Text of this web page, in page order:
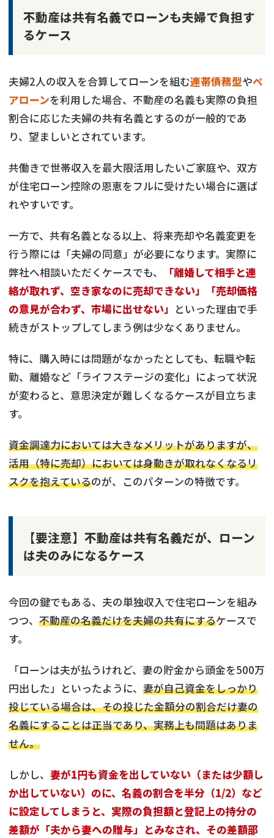
不動産は共有名義でローンも夫婦で負担す
るケース
夫婦2人の収入を合算してローンを組む連帯債務型やペ
アローンを利用した場合、不動産の名義も実際の負担
割合に応じた夫婦の共有名義とするのが一般的であ
り、望ましいとされています。
共働きで世帯収入を最大限活用したいご家庭や、双方
が住宅ローン控除の恩恵をフルに受けたい場合に選ば
れやすいです。
一方で、共有名義となる以上、将来売却や名義変更を
行う際には「夫婦の同意」が必要になります。実際に
弊社へ相談いただくケースでも、
「離婚して相手と連
絡が取れず、空き家なのに売却できない」「売却価格
の意見が合わず、市場に出せない」 といった理由で手
続きがストップしてしまう例は少なくありません。
特に、購入時には問題がなかったとしても、転職や転
勤、離婚など「ライフステージの変化」によって状況
が変わると、意思決定が難しくなるケースが目立ちま
す。
資金調達力においては大きなメリットがありますが、
活用（特に売却）においては身動きが取れなくなるリ
スクを抱えているのが、このパターンの特徴です。
【要注意】不動産は共有名義だが、ローン
は夫のみになるケース
今回の鍵でもある、夫の単独収入で住宅ローンを組み
つつ、 不動産の名義だけを夫婦の共有にするケースで
す。
「ローンは夫が払うけれど、妻の貯金から頭金を500万
円出した」といったように、 妻が自己資金をしっかり
投じている場合は、その投じた金額分の割合だけ妻の
名義にすることは正当であり、実務上も問題はありま
せん。
しかし、 妻が1円も資金を出していない（または少額し
か出していない）のに、名義の割合を半分（1/2）など
に設定してしまうと、実際の負担額と登記上の持分の
差額が「夫から妻への贈与」とみなされ、その差額部